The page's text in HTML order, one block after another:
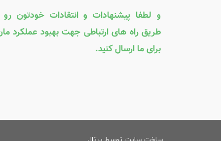
و لطفا پیشنهادات و انتقادات خودتون رو
طریق راه های ارتباطی جهت بهبود عملکرد
برای ما ارسال کنید.